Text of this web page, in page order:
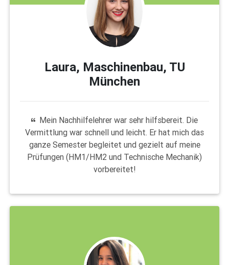
Laura, Maschinenbau, TU
München
Mein Nachhilfelehrer war sehr hilfsbereit. Die
Vermittlung war schnell und leicht. Er hat mich das
ganze Semester begleitet und gezielt auf meine
Prüfungen (HM1/HM2 und Technische Mechanik)
vorbereitet!